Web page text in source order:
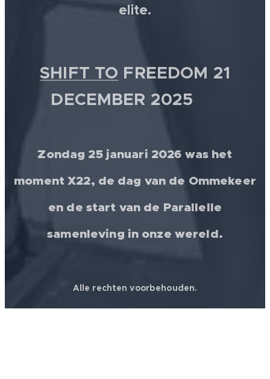
elite.
SHIFT TO FREEDOM 21
DECEMBER 2025 💫
Zondag 25 januari 2026 was het
moment X22, de dag van de Ommekeer
en de start van de Parallelle
samenleving in onze wereld.
Alle rechten voorbehouden.